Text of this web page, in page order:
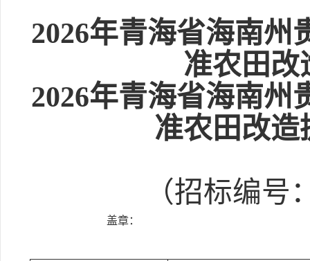
2026年青海省海南州
准农田改
2026年青海省海南州
准农田改造
（招标编号
盖章：